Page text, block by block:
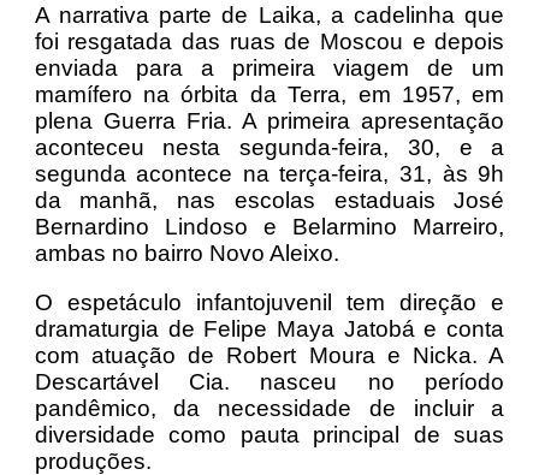
A narrativa parte de Laika, a cadelinha que
foi resgatada das ruas de Moscou e depois
enviada para a primeira viagem de um
mamífero na órbita da Terra, em 1957, em
plena Guerra Fria. A primeira apresentação
aconteceu nesta segunda-feira, 30, e a
segunda acontece na terça-feira, 31, às 9h
da manhã, nas escolas estaduais José
Bernardino Lindoso e Belarmino Marreiro,
ambas no bairro Novo Aleixo.
O espetáculo infantojuvenil tem direção e
dramaturgia de Felipe Maya Jatobá e conta
com atuação de Robert Moura e Nicka. A
Descartável Cia. nasceu no período
pandêmico, da necessidade de incluir a
diversidade como pauta principal de suas
produções.